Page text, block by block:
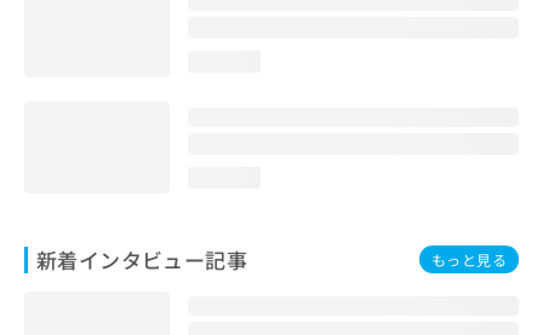
新着インタビュー記事 もっと見る